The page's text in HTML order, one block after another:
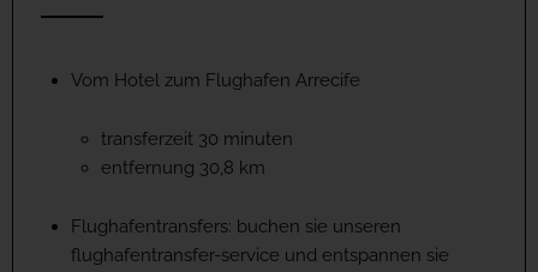
Vom Hotel zum Flughafen Arrecife
transferzeit 30 minuten
entfernung 30,8 km
Flughafentransfers: buchen sie unseren
flughafentransfer-service und entspannen sie